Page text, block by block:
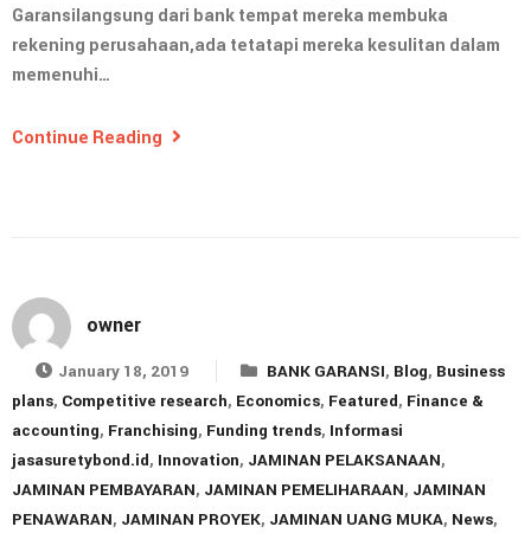
Garansilangsung dari bank tempat mereka membuka
rekening perusahaan,ada tetatapi mereka kesulitan dalam
memenuhi…
Continue Reading
owner
January 18, 2019 BANK GARANSI, Blog, Business
plans, Competitive research, Economics, Featured, Finance &
accounting, Franchising, Funding trends, Informasi
jasasuretybond.id, Innovation, JAMINAN PELAKSANAAN,
JAMINAN PEMBAYARAN, JAMINAN PEMELIHARAAN, JAMINAN
PENAWARAN, JAMINAN PROYEK, JAMINAN UANG MUKA, News,